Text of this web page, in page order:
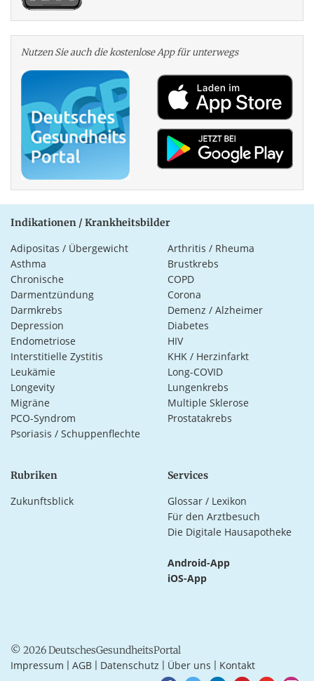
Nutzen Sie auch die kosten­lose App für unterwegs
Indikationen / Krankheitsbilder
Adipositas / Übergewicht
Arthritis / Rheuma
Asthma
Brustkrebs
Chronische
Darmentzündung
COPD
Corona
Darmkrebs
Demenz / Alzheimer
Depression
Diabetes
Endometriose
HIV
Interstitielle Zystitis
KHK / Herzinfarkt
Leukämie
Long-COVID
Longevity
Lungenkrebs
Migräne
Multiple Sklerose
PCO-Syndrom
Prostatakrebs
Psoriasis / Schuppenflechte
Rubriken
Zukunftsblick
Services
Glossar / Lexikon
Für den Arztbesuch
Die Digitale Hausapotheke
Android-App
iOS-App
© 2026 DeutschesGesundheitsPortal
Impressum AGB Datenschutz Über uns Kontakt